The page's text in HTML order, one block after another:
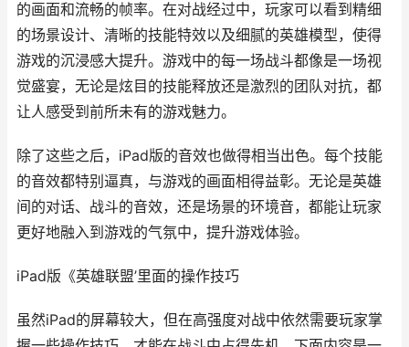
的画面和流畅的帧率。在对战经过中，玩家可以看到精细
的场景设计、清晰的技能特效以及细腻的英雄模型，使得
游戏的沉浸感大提升。游戏中的每一场战斗都像是一场视
觉盛宴，无论是炫目的技能释放还是激烈的团队对抗，都
让人感受到前所未有的游戏魅力。
除了这些之后，iPad版的音效也做得相当出色。每个技能
的音效都特别逼真，与游戏的画面相得益彰。无论是英雄
间的对话、战斗的音效，还是场景的环境音，都能让玩家
更好地融入到游戏的气氛中，提升游戏体验。
iPad版《英雄联盟’里面的操作技巧
虽然iPad的屏幕较大，但在高强度对战中依然需要玩家掌